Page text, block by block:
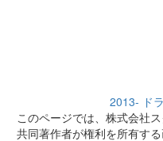
2013- ド
このページでは、株式会社
共同著作者が権利を所有す